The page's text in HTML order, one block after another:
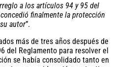
a los artículos 94 y 95 del
finalmente la protección
autor”.
más de tres años después de
del Reglamento para resolver el
se había consolidado tanto en